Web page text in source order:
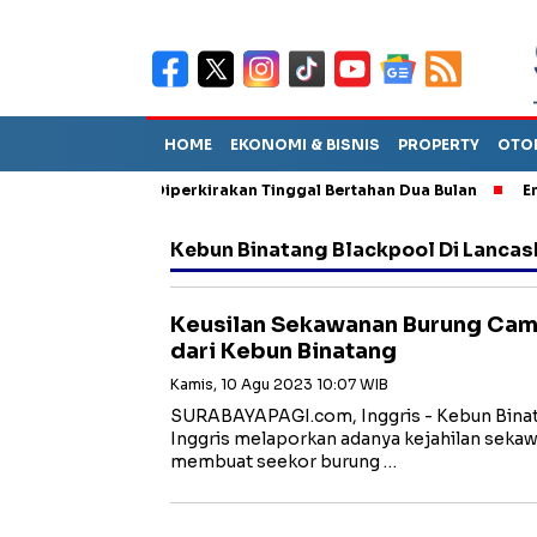
HOME EKONOMI & BISNIS PROPERTY
Sebut TPA Diperkirakan Tinggal Bertahan Dua Bulan Empat
Kebun Binatang Blackpool Di
Keusilan Sekawanan Burung
dari Kebun Binatang
Kamis, 10 Agu 2023 10:07 WIB
SURABAYAPAGI.com, Inggris - Kebun
Inggris melaporkan adanya kejahilan
membuat seekor burung …